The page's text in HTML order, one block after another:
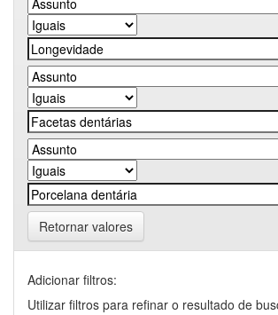
Retornar valores
Adicionar filtros:
Utilizar filtros para refinar o resultado de